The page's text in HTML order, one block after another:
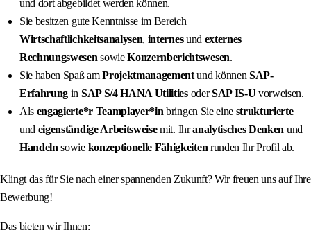
und dort abgebildet werden können.
Sie besitzen gute Kenntnisse im Bereich
Wirtschaftlichkeitsanalysen, internesund externes
Rechnungswesen sowieKonzernberichtswesen.
Sie haben Spaß amProjektmanagementund können SAP-
Erfahrung in SAP S/4 HANA UtilitiesoderSAP IS-U vorweisen.
Als engagierte*r Teamplayer*in bringen Sie eine strukturierte
und eigenständige Arbeitsweisemit. Ihranalytisches Denken und
Handeln sowie konzeptionelle Fähigkeiten runden Ihr Profil ab.
Klingt das für Sie nach einer spannenden Zukunft? Wir freuen uns auf Ihre
Bewerbung!
Das bieten wir Ihnen: